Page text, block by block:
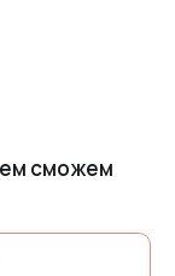
сможем